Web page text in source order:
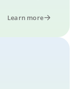
Learn more